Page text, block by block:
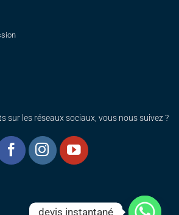
sur les réseaux sociaux, vous nous suivez ?
devis instantané